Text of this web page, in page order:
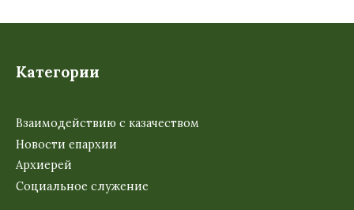
Категории
Взаимодействию с казачеством
Новости епархии
Архиерей
Социальное служение